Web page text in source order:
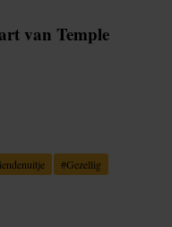
van Temple
#Gezellig